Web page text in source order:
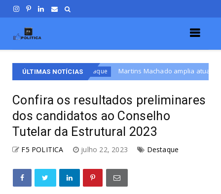
ÚLTIMAS NOTÍCIAS
Destaque Martins Machado amplia atuação política com foco
Confira os resultados preliminares
dos candidatos ao Conselho
Tutelar da Estrutural 2023
F5 POLITICA julho 22, 2023 Destaque